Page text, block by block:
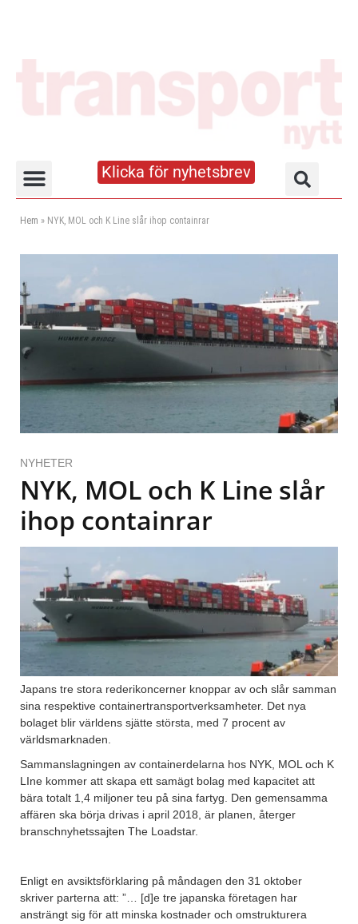
Klicka för nyhetsbrev
Hem » NYK, MOL och K Line slår ihop containrar
NYHETER
NYK, MOL och K Line slår
ihop containrar
Japans tre stora rederikoncerner knoppar av och slår samman
sina respektive containertransportverksamheter. Det nya
bolaget blir världens sjätte största, med 7 procent av
världsmarknaden.
Sammanslagningen av containerdelarna hos NYK, MOL och K
LIne kommer att skapa ett samägt bolag med kapacitet att
bära totalt 1,4 miljoner teu på sina fartyg. Den gemensamma
affären ska börja drivas i april 2018, är planen, återger
branschnyhetssajten The Loadstar.
Enligt en avsiktsförklaring på måndagen den 31 oktober
skriver parterna att: ”… [d]e tre japanska företagen har
ansträngt sig för att minska kostnader och omstrukturera